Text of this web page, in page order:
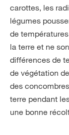
carottes, les
légumes
de
la terre et ne
différences de
de végétation
des
terre pendant
une bonne